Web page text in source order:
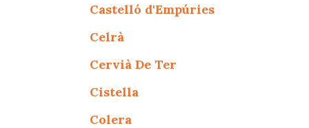
Castelló d'Empúries
Celrà
Cervià De Ter
Cistella
Colera